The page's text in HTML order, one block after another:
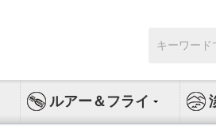
索:
ルアー＆フライ